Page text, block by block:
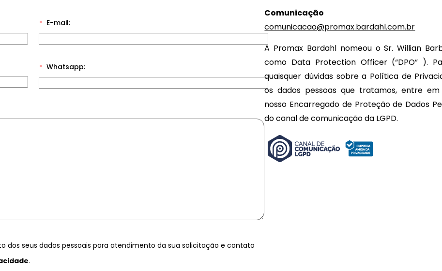
E-mail:
Whatsapp:
seus dados pessoais para atendimento da sua solicitação e contato
.
Comunicação
comunicacao@promax.bardahl.com.br
A Promax Bardahl nomeou o Sr. Willian
como Data Protection Officer (“DPO” ).
quaisquer dúvidas sobre a Política de
os dados pessoas que tratamos, entre
nosso Encarregado de Proteção de Dados
do canal de comunicação da LGPD.